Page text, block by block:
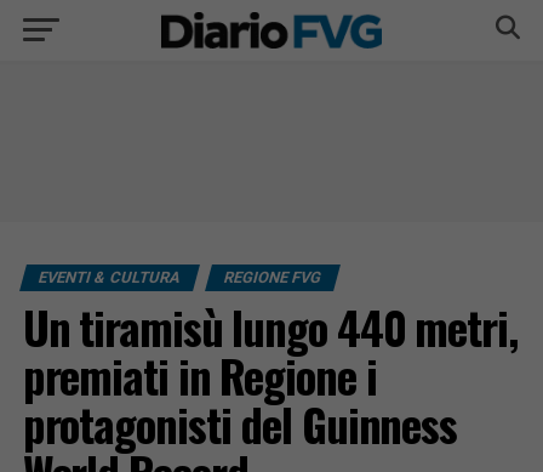
EVENTI & CULTURA REGIONE FVG
Un tiramisù lungo 440 metri,
premiati in Regione i
protagonisti del Guinness